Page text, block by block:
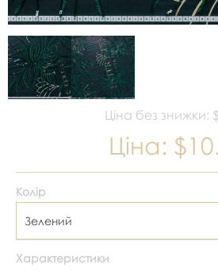
Ціна без знижки:
Ціна:
Колір
Зелений
Характеристики